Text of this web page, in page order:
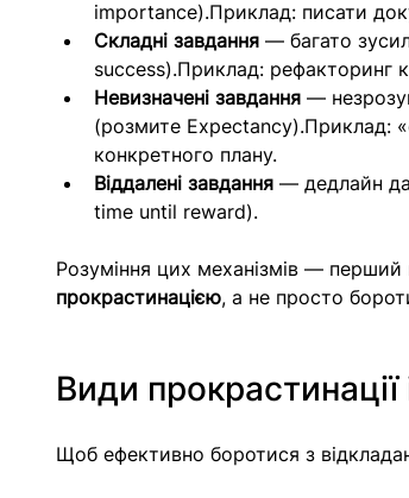
importance).Приклад: писати
Складні завдання — багато
success).Приклад: рефакторинг
Невизначені завдання —
(розмите Expectancy).Приклад:
конкретного плану.
Віддалені завдання — дедлайн
time until reward).
Розуміння цих механізмів —
прокрастинацією, а не просто
Види прокрастинації
Щоб ефективно боротися з